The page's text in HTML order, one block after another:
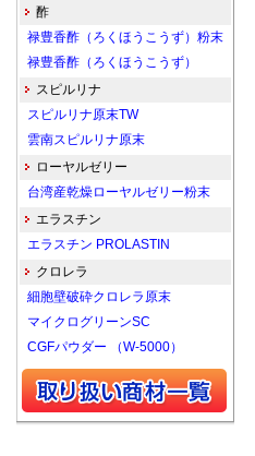
酢
禄豊香酢（ろくほうこうず）粉末
禄豊香酢（ろくほうこうず）
スピルリナ
スピルリナ原末TW
雲南スピルリナ原末
ローヤルゼリー
台湾産乾燥ローヤルゼリー粉末
エラスチン
エラスチン PROLASTIN
クロレラ
細胞壁破砕クロレラ原末
マイクログリーンSC
CGFパウダー （W-5000）